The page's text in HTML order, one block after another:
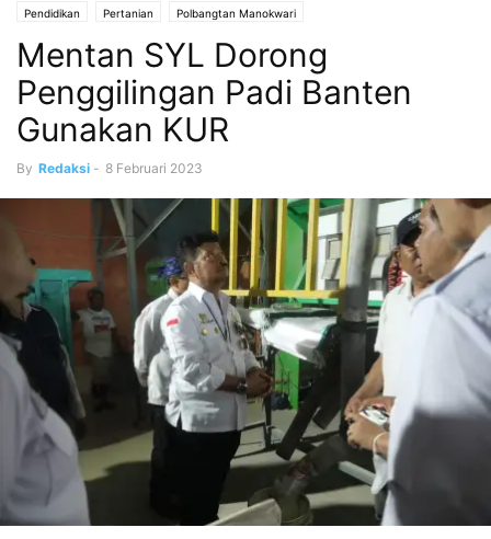
Pendidikan Pertanian Polbangtan Manokwari
Mentan SYL Dorong
Penggilingan Padi Banten
Gunakan KUR
By Redaksi - 8 Februari 2023